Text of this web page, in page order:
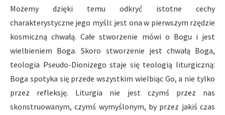
Możemy dzięki temu odkryć istotne cechy
charakterystyczne jego myśli: jest ona w pierwszym rzędzie
kosmiczną chwałą. Całe stworzenie mówi o Bogu i jest
wielbieniem Boga. Skoro stworzenie jest chwałą Boga,
teologia Pseudo-Dionizego staje się teologią liturgiczną:
Boga spotyka się przede wszystkim wielbiąc Go, a nie tylko
przez refleksję. Liturgia nie jest czymś przez nas
skonstruowanym, czymś wymyślonym, by przez jakiś czas